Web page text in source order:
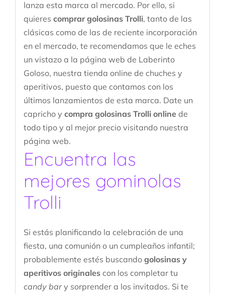
lanza esta marca al mercado. Por ello, si
quieres comprar golosinas Trolli, tanto de las
clásicas como de las de reciente incorporación
en el mercado, te recomendamos que le eches
un vistazo a la página web de Laberinto
Goloso, nuestra tienda online de chuches y
aperitivos, puesto que contamos con los
últimos lanzamientos de esta marca. Date un
capricho y compra golosinas Trolli online de
todo tipo y al mejor precio visitando nuestra
página web.
Encuentra las
mejores gominolas
Trolli
Si estás planificando la celebración de una
fiesta, una comunión o un cumpleaños infantil;
probablemente estés buscando golosinas y
aperitivos originalescon los completar tu
candy bary sorprender a los invitados. Si te